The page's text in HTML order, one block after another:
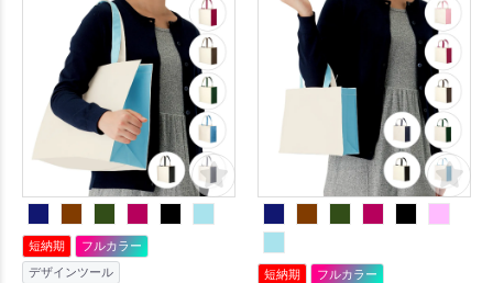
ードトートバッグ！より使い
やすいサイズ感になりまし
た。軽量で丈夫なポリエステ
ルを使用しておりますのでお
買い物バッグとしても大変お
すすめです。印刷面も非常に
広く、1色印刷はもちろんフル
カラー印刷。毎日の生活をよ
り快適に。
トルも収容可能です。品番に
より、生地の仕様が若干異な
ります。
短納期
フルカラー
デザインツール
短納期
フルカラー